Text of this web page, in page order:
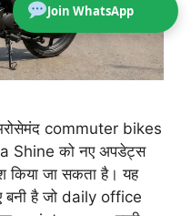
Join WhatsApp
commuter bikes
Shine को नए अपडेट्स
जा सकता है। यह
बनी है जो daily office